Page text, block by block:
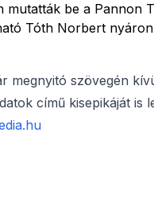
mutatták be a Pannon
Tóth Norbert
megnyitó szövegén
című kisepikáját is